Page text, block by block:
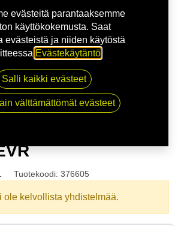
ALL SEASON EVR
Tuotekoodi: 376605
ole kelvollista yhdistelmää.
evästeitä parantaaksemme
käyttökokemusta. Saat
evästeistä ja niiden käytöstä
Evästekäytäntö
Salli kaikki evästeet
välttämättömät evästeet